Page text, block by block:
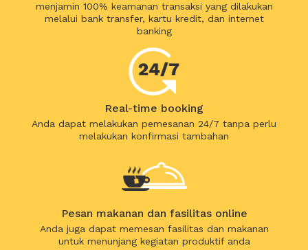
menjamin 100% keamanan transaksi yang dilakukan
melalui bank transfer, kartu kredit, dan internet
banking
Real-time booking
Anda dapat melakukan pemesanan 24/7 tanpa perlu
melakukan konfirmasi tambahan
Pesan makanan dan fasilitas online
Anda juga dapat memesan fasilitas dan makanan
untuk menunjang kegiatan produktif anda